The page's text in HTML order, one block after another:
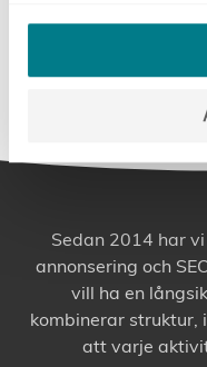
Sedan 2014 har
annonsering och
vill ha en
kombinerar struktur,
att varje